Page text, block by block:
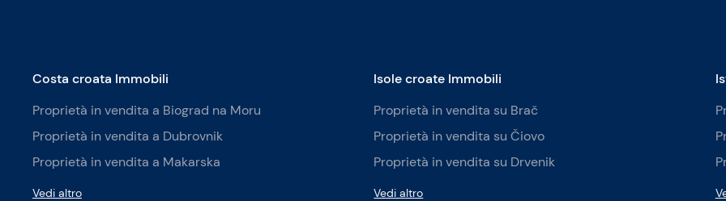
Costa croata Immobili
Proprietà in vendita a Biograd na Moru
Proprietà in vendita a Dubrovnik
Proprietà in vendita a Makarska
Vedi altro
Isole croate Immobili
Proprietà in vendita su Brač
Proprietà in vendita su Čiovo
Proprietà in vendita su Drvenik
Vedi altro